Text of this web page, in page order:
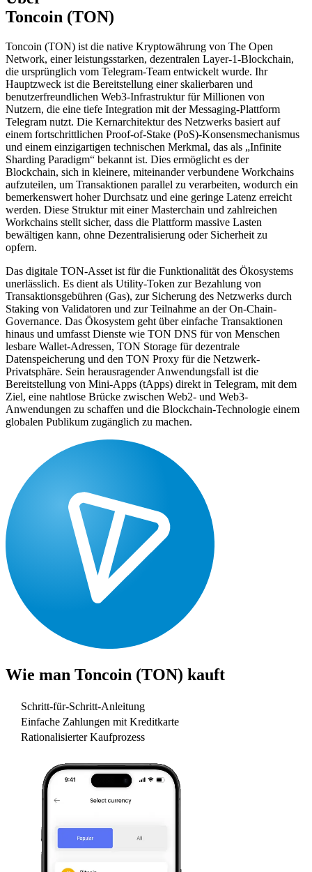
Toncoin (TON)
Toncoin (TON) ist die native Kryptowährung von The Open
Network, einer leistungsstarken, dezentralen Layer-1-Blockchain,
die ursprünglich vom Telegram-Team entwickelt wurde. Ihr
Hauptzweck ist die Bereitstellung einer skalierbaren und
benutzerfreundlichen Web3-Infrastruktur für Millionen von
Nutzern, die eine tiefe Integration mit der Messaging-Plattform
Telegram nutzt. Die Kernarchitektur des Netzwerks basiert auf
einem fortschrittlichen Proof-of-Stake (PoS)-Konsensmechanismus
und einem einzigartigen technischen Merkmal, das als „Infinite
Sharding Paradigm“ bekannt ist. Dies ermöglicht es der
Blockchain, sich in kleinere, miteinander verbundene Workchains
aufzuteilen, um Transaktionen parallel zu verarbeiten, wodurch ein
bemerkenswert hoher Durchsatz und eine geringe Latenz erreicht
werden. Diese Struktur mit einer Masterchain und zahlreichen
Workchains stellt sicher, dass die Plattform massive Lasten
bewältigen kann, ohne Dezentralisierung oder Sicherheit zu
opfern.
Das digitale TON-Asset ist für die Funktionalität des Ökosystems
unerlässlich. Es dient als Utility-Token zur Bezahlung von
Transaktionsgebühren (Gas), zur Sicherung des Netzwerks durch
Staking von Validatoren und zur Teilnahme an der On-Chain-
Governance. Das Ökosystem geht über einfache Transaktionen
hinaus und umfasst Dienste wie TON DNS für von Menschen
lesbare Wallet-Adressen, TON Storage für dezentrale
Datenspeicherung und den TON Proxy für die Netzwerk-
Privatsphäre. Sein herausragender Anwendungsfall ist die
Bereitstellung von Mini-Apps (tApps) direkt in Telegram, mit dem
Ziel, eine nahtlose Brücke zwischen Web2- und Web3-
Anwendungen zu schaffen und die Blockchain-Technologie einem
globalen Publikum zugänglich zu machen.
Wie man Toncoin (TON) kauft
Schritt-für-Schritt-Anleitung
Einfache Zahlungen mit Kreditkarte
Rationalisierter Kaufprozess